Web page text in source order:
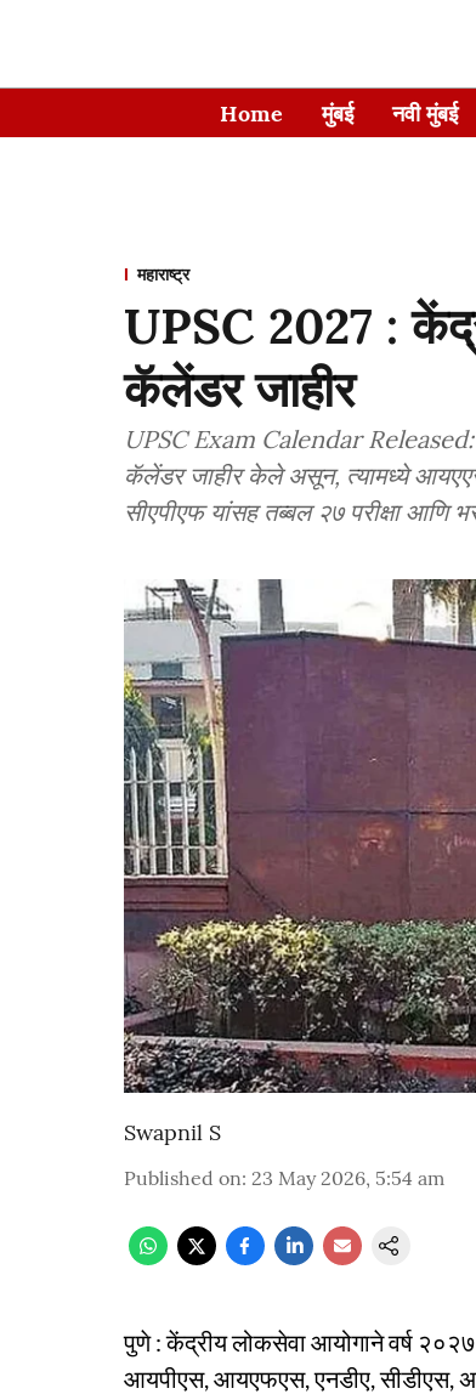
Home मुंबई नवी मुंबई
महाराष्ट्र
UPSC 2027 :
कॅलेंडर जाहीर
UPSC Exam Calendar Released:
कॅलेंडर जाहीर केले असून, त्यामध्ये
सीएपीएफ यांसह तब्बल २७ परीक्षा आणि
Swapnil S
Published on: 23 May 2026, 5:54 am
पुणे : केंद्रीय लोकसेवा आयोगाने वर्ष
आयपीएस, आयएफएस, एनडीए, सीडीएस,